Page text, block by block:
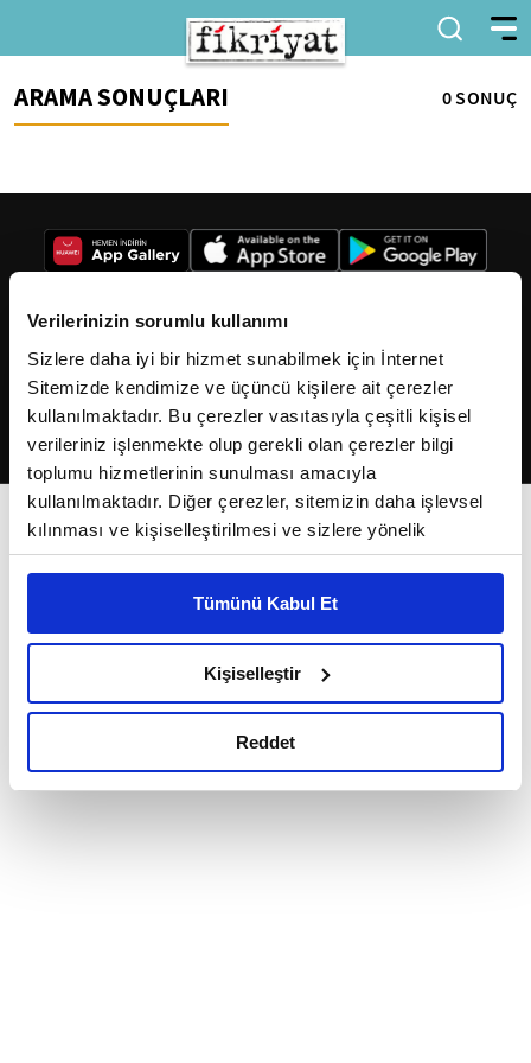
Verilerinizin sorumlu kullanımı
Sizlere daha iyi bir hizmet sunabilmek için İnternet
Sitemizde kendimize ve üçüncü kişilere ait çerezler
kullanılmaktadır. Bu çerezler vasıtasıyla çeşitli kişisel
verileriniz işlenmekte olup gerekli olan çerezler bilgi
toplumu hizmetlerinin sunulması amacıyla
kullanılmaktadır. Diğer çerezler, sitemizin daha işlevsel
kılınması ve kişiselleştirilmesi ve sizlere yönelik
reklam/pazarlama faaliyetlerinin yapılması, amaçlarıyla
Çerezlere ilişkin tercihlerinizi çerez paneli vasıtasıyla
belirleyebilirsiniz. Çerezlere ilişkin detaylı bilgi için
Ayarlar butonuna tıklayabilir,Çerez Bilgilendirme
Metnimizi ziyaret edebilirsiniz.
okumak ve sitemizi ziyaretiniz kapsamında
Tümünü Kabul Et
Kişiselleştir
Reddet
ARAMA SONUÇLARI 0 SONUÇ
2026Fikriyat. Tüm hakları saklıdır.